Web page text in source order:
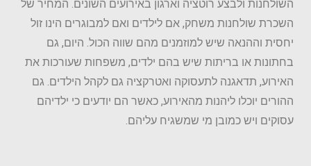
השולחנות ולבצע רוטציה וארגון באירועים השונים. המחיר של
השכרת שולחנות משחק, אם לילדים ואם למבוגרים הינו זול
יחסית וההנאה שיש למוזמנים מהם שווה הכול. היום, גם
בחתונות או בריתות שיש בהם ילדים, משפחות שעורכות את
האירוע, תדאגנה לתעסוקה ואטרקציה גם לקהל הילדים. גם
ההורים יוכלו ליהנות מהאירוע, כאשר הם יודעים כי ילדיהם
עסוקים ויש כמובן מי שמשגיח עליהם.